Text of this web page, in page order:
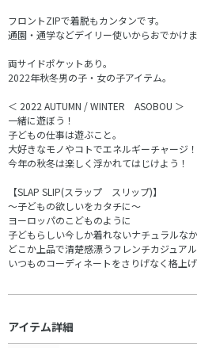
フロントZIPで着脱もカンタンです。
通園・通学などデイリー使いからおでかけ
両サイドポケットあり。
2022年秋冬男の子・女の子アイテム。
＜ 2022 AUTUMN / WINTER ASOBOU ＞
一緒に遊ぼう！
子どもの仕事は遊ぶこと。
大好きなモノやコトでエネルギーチャージ！
今年の秋冬は楽しく浮かれてはじけよう！
【SLAP SLIP(スラップ スリップ)】
～子どもの欲しいをカタチに～
ヨーロッパのこどものように
子どもらしい今しか着れないナチュラルな
どこか上品で清楚感漂うフレンチカジュア
いつものコーディネートをさりげなく格上げ
アイテム詳細